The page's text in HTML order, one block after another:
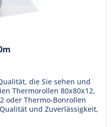
die Sie sehen und
Thermorollen 80x80x12,
oder Thermo-Bonrollen
und Zuverlässigkeit,